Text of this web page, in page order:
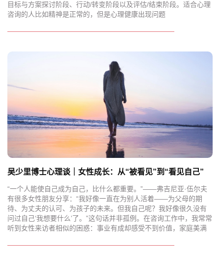
目标与方案探讨阶段、行动/转变阶段以及评估/结束阶段。适合心理
咨询的人比如精神是正常的，但是心理健康出现问题
吴少里博士心理谈｜女性成长：从“被看见”到“看见自己”
“一个人能使自己成为自己，比什么都重要。”——弗吉尼亚·伍尔夫
有很多女性朋友分享：“我好像一直在为别人活着——为父母的期
待、为丈夫的认可、为孩子的未来。但我自己呢？我好像很久没有
问过自己‘我想要什么’了。”这句话并非孤例。在咨询工作中，我常常
听到女性来访者相似的困惑：事业有成却感受不到价值，家庭美满